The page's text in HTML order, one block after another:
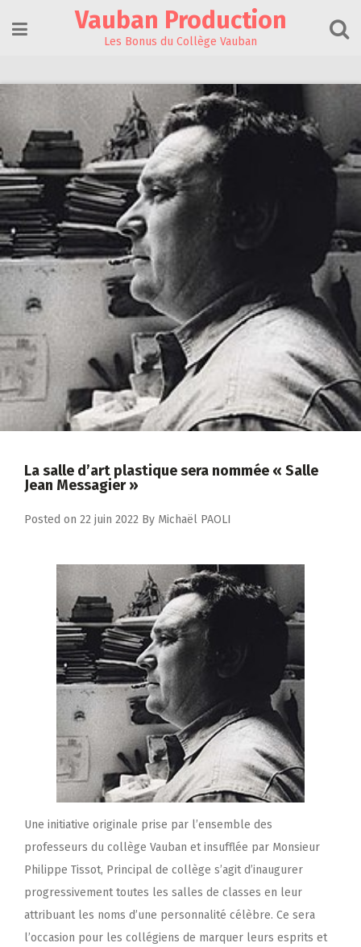
content
Vauban Production
Les Bonus du Collège Vauban
La salle d’art plastique sera nommée « Salle
Jean Messagier »
Posted on 22 juin 2022 By Michaël PAOLI
Une initiative originale prise par l’ensemble des
professeurs du collège Vauban et insufflée par Monsieur
Philippe Tissot, Principal de collège s’agit d’inaugurer
progressivement toutes les salles de classes en leur
attribuant les noms d’une personnalité célèbre. Ce sera
l’occasion pour les collégiens de marquer leurs esprits et